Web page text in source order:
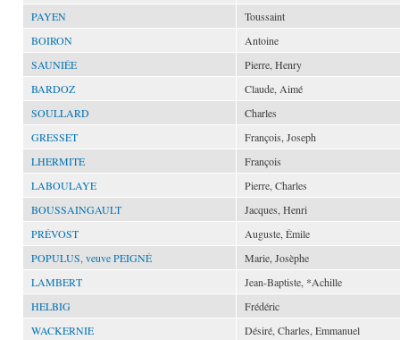
PAYEN
Toussaint
BOIRON
Antoine
SAUNIÉE
Pierre, Henry
BARDOZ
Claude, Aimé
SOULLARD
Charles
GRESSET
François, Joseph
LHERMITE
François
LABOULAYE
Pierre, Charles
BOUSSAINGAULT
Jacques, Henri
PRÉVOST
Auguste, Émile
POPULUS, veuve PEIGNÉ
Marie, Josèphe
LAMBERT
Jean-Baptiste, *Achille
HELBIG
Frédéric
WACKERNIE
Désiré, Charles, Emmanuel